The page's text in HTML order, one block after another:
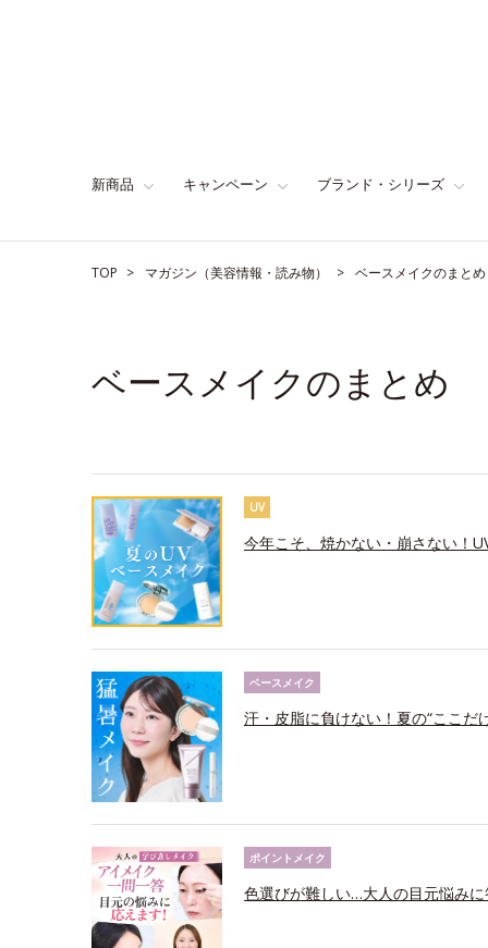
新商品 キャンペーン ブランド・シリーズ
TOP マガジン（美容情報・読み物） ベースメイクのまとめ
ベースメイクのまとめ
UV
今年こそ、焼かない・崩さない！
ベースメイク
汗・皮脂に負けない！夏の“ここだ
ポイントメイク
色選びが難しい…大人の目元悩み